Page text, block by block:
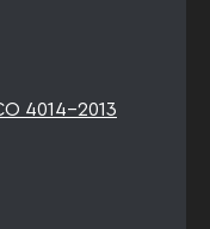
4014-2013